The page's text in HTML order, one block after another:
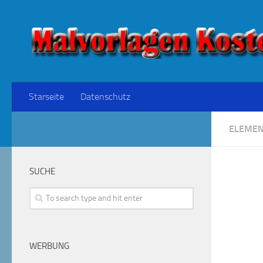
Starseite Datenschutz
SUCHE
WERBUNG